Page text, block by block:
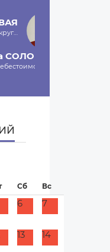
СОЛОНКО
Сб Вс
6 7
13 14